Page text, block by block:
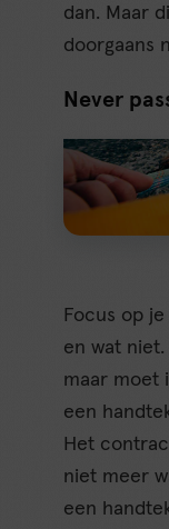
dan. Maar
doorgaans
Never
Focus op
en wat
maar moet
een
Het
niet meer
een